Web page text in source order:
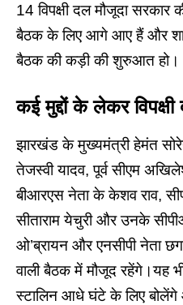
14 विपक्षी दल मौजूदा सरकार
बैठक के लिए आगे आए हैं और
बैठक की कड़ी की शुरुआत हो।
कई मुद्दों के लेकर
झारखंड के मुख्यमंत्री हेमंत
तेजस्वी यादव, पूर्व सीएम
बीआरएस नेता के केशव राव,
सीताराम येचुरी और उनके
ओ’ब्रायन और एनसीपी नेता
वाली बैठक में मौजूद रहेंगे।यह
स्टालिन आधे घंटे के लिए बोलेंगे